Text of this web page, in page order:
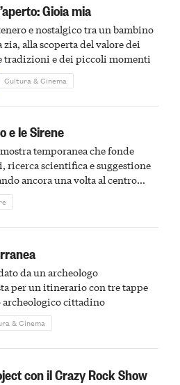
Gioia mia
e nostalgico tra un bambino
zia, alla scoperta del valore dei
tradizioni e dei piccoli momenti
Cultura & Cinema
e le Sirene
temporanea che fonde
ricerca scientifica e suggestione
ancora una volta al centro
meraviglie del passato astigiano
da un archeologo
per un itinerario con tre tappe
archeologico cittadino
& Cinema
con il Crazy Rock Show